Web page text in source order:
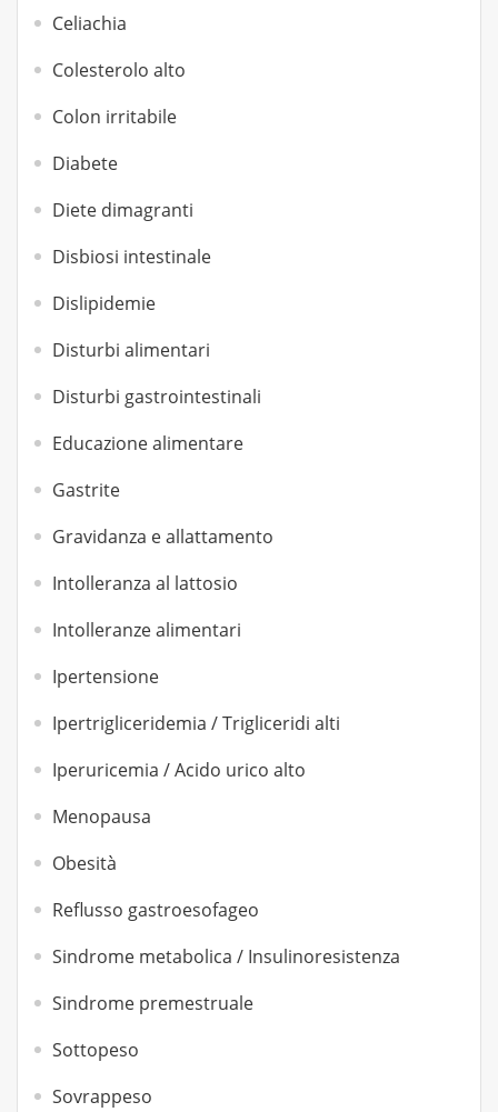
Celiachia
Colesterolo alto
Colon irritabile
Diabete
Diete dimagranti
Disbiosi intestinale
Dislipidemie
Disturbi alimentari
Disturbi gastrointestinali
Educazione alimentare
Gastrite
Gravidanza e allattamento
Intolleranza al lattosio
Intolleranze alimentari
Ipertensione
Ipertrigliceridemia / Trigliceridi alti
Iperuricemia / Acido urico alto
Menopausa
Obesità
Reflusso gastroesofageo
Sindrome metabolica / Insulinoresistenza
Sindrome premestruale
Sottopeso
Sovrappeso